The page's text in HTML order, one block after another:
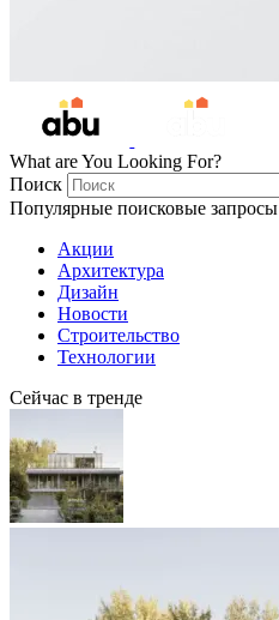
What are You Looking For?
Поиск
Популярные поисковые запросы
Акции
Архитектура
Дизайн
Новости
Строительство
Технологии
Сейчас в тренде